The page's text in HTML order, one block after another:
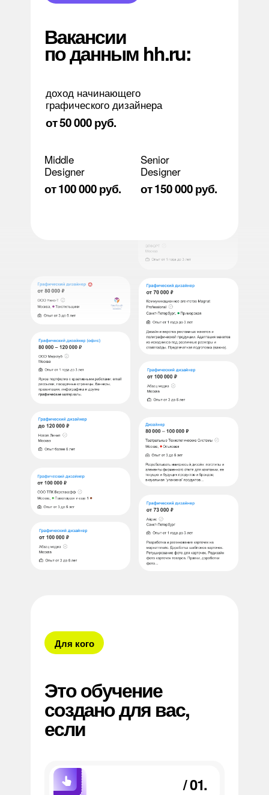
Вакансии
по данным hh.ru:
доход начинающего
графического дизайнера
Middle
Designer
от 50 000 руб.
от 100 000 руб.
Senior
Designer
от 150 000 руб.
Это обучение
создано для вас,
если
Для кого
/ 01.